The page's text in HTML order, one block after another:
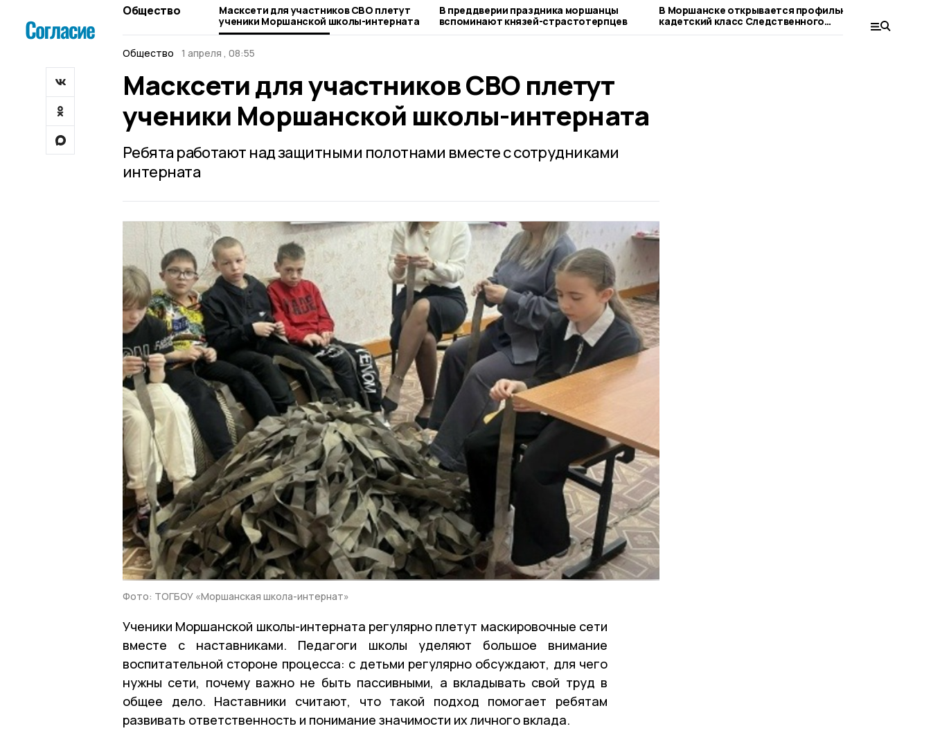
Общество
Масксети для участников СВО плетут
ученики Моршанской школы-интерната
В преддверии праздника моршанцы
вспоминают князей-страстотерпцев
В Моршанске открывается профильный
кадетский класс Следственного
комитета России
выборы –
системы
Общество
1 апреля , 08:55
Масксети для участников СВО плетут
ученики Моршанской школы-интерната
Ребята работают над защитными полотнами вместе с сотрудниками
интерната
Фото: ТОГБОУ «Моршанская школа-интернат»
Ученики Моршанской школы-интерната регулярно плетут маскировочные сети
вместе с наставниками. Педагоги школы уделяют большое внимание
воспитательной стороне процесса: с детьми регулярно обсуждают, для чего
нужны сети, почему важно не быть пассивными, а вкладывать свой труд в
общее дело. Наставники считают, что такой подход помогает ребятам
развивать ответственность и понимание значимости их личного вклада.